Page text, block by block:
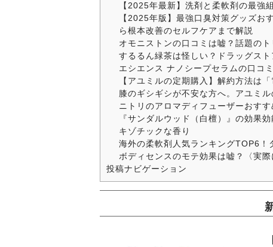
【2025年最新】洗剤と柔軟剤の最
【2025年版】最強口臭対策グッズお
ら根本改善のセルフケアまで解説
オモニストンの口コミは嘘？話題の
するるん緑茶は怪しい？ドラッグス
エシエンス ナノシープセラムの口コ
【アユミルの定期購入】解約方法は
膝のギシギシが不安な方へ。アユミ
ニトリのアロマディフューザーおす
『サンダルウッド（白檀）』の効果
キゾチックな香り
海外の柔軟剤人気ランキングTOP6
ボディセンスのモテ効果は嘘？〈実
投稿ナビゲーション